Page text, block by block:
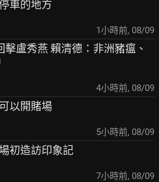
車的地方
1小時前, 08/09
擊盧秀燕 賴清德：非洲豬瘟、
4小時前, 08/09
以開賭場
5小時前, 08/09
初造訪印象記
7小時前, 08/09